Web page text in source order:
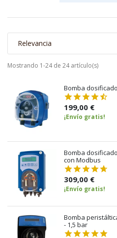
Relevancia
Mostrando 1-24 de 24 artículo(s)
Bomba
199,00 €
¡Envío gratis!
Bomba
con Modbus
309,00 €
¡Envío gratis!
Bomba
- 1,5 bar